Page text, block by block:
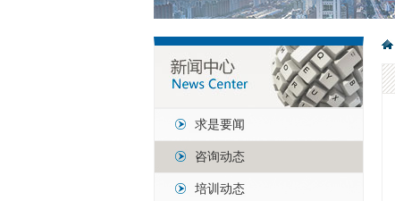
求是要闻
咨询动态
培训动态